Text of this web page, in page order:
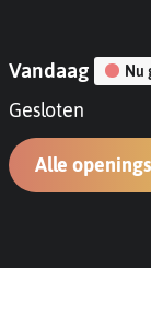
Vandaag Nu
Gesloten
Alle